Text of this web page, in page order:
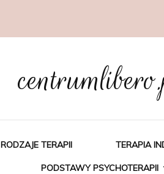
RODZAJE TERAPII TERAPIA
PODSTAWY PSYCHOTERAPII